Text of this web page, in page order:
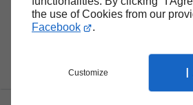
the use of Cookies from our
Facebook
.
Customize I
Haut de